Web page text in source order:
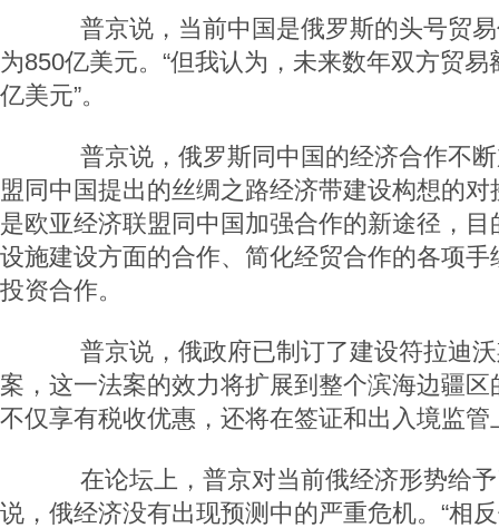
普京说，当前中国是俄罗斯的头号贸易
为850亿美元。“但我认为，未来数年双方贸
亿美元”。
普京说，俄罗斯同中国的经济合作不断
盟同中国提出的丝绸之路经济带建设构想的
是欧亚经济联盟同中国加强合作的新途径，
设施建设方面的合作、简化经贸合作的各项
投资合作。
普京说，俄政府已制订了建设符拉迪沃
案，这一法案的效力将扩展到整个滨海边疆
不仅享有税收优惠，还将在签证和出入境监
在论坛上，普京对当前俄经济形势给予
说，俄经济没有出现预测中的严重危机。“相